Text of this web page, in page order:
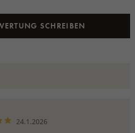
SCHREIBEN
24.1.2026